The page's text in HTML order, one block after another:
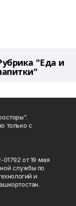
"Еда и
только с
от 19 мая
службы по
и